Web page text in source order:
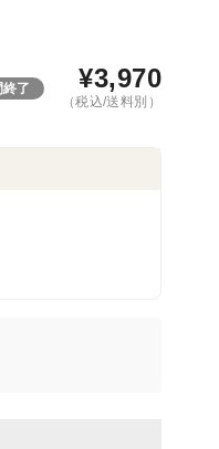
了 ¥3,970
（税込/送料別）